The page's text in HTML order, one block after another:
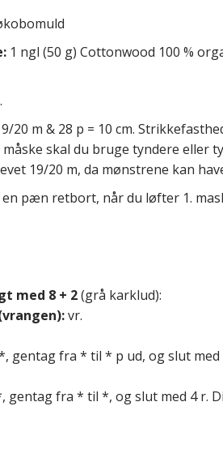
1 ngl (50 g) Cottonwood 100 %
20 m & 28 p = 10 cm.
skal du bruge tyndere eller
19/20 m, da mønstrene kan
en pæn retbort, når du løfter 1.
med 8 + 2(grå karklud):
vr.
gentag fra * til * p ud, og slut med
gentag fra * til *, og slut med 4 r.